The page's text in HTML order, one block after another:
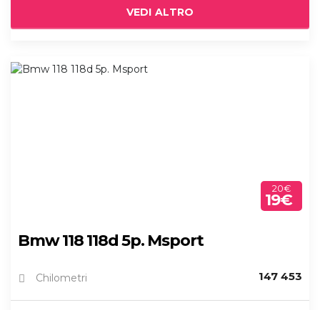
VEDI ALTRO
20€
19€
Bmw 118 118d 5p. Msport
Chilometri 147 453